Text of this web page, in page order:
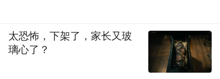
太恐怖，下架了，家长又玻
璃心了？